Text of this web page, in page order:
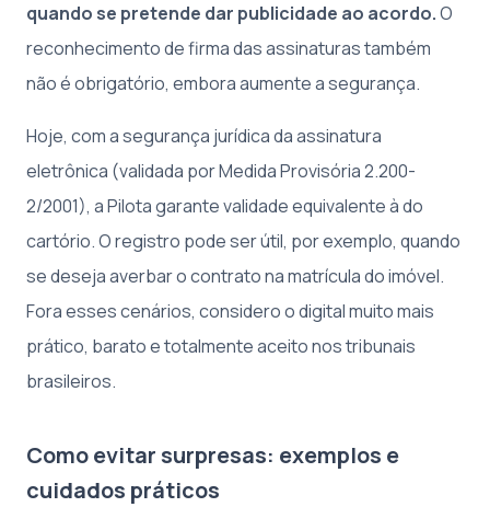
quando se pretende dar publicidade ao acordo.O
reconhecimento de firma das assinaturas também
não é obrigatório, embora aumente a segurança.
Hoje, com a segurança jurídica da assinatura
eletrônica (validada por Medida Provisória 2.200-
2/2001), a Pilota garante validade equivalente à do
cartório. O registro pode ser útil, por exemplo, quando
se deseja averbar o contrato na matrícula do imóvel.
Fora esses cenários, considero o digital muito mais
prático, barato e totalmente aceito nos tribunais
brasileiros.
Como evitar surpresas: exemplos e
cuidados práticos